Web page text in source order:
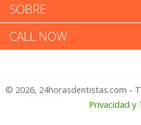
Howard L
Experiencia
1 – No Feliz
SOBRE
CALL NOW
© 2026, 24horasdentistas.com -
Privacidad y